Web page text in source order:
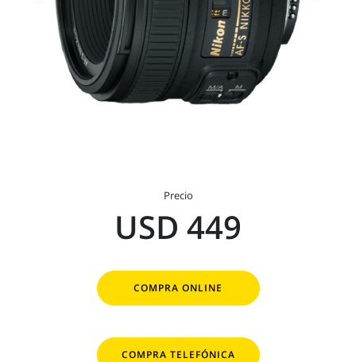
Precio
USD 449
COMPRA ONLINE
COMPRA TELEFÓNICA